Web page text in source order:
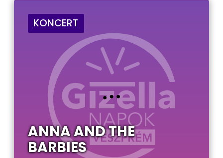
KONCERT
ANNA AND THE
BARBIES